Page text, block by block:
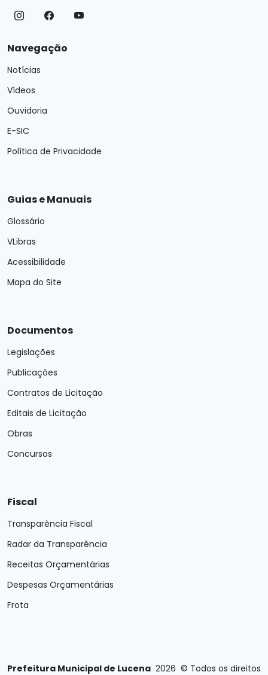
Navegação
Notícias
Vídeos
Ouvidoria
E-SIC
Política de Privacidade
Guias e Manuais
Glossário
VLibras
Acessibilidade
Mapa do Site
Documentos
Legislações
Publicações
Contratos de Licitação
Editais de Licitação
Obras
Concursos
Fiscal
Transparência Fiscal
Radar da Transparência
Receitas Orçamentárias
Despesas Orçamentárias
Frota
Prefeitura Municipal de Lucena 2026 © Todos os direitos